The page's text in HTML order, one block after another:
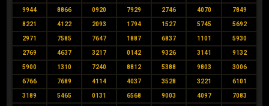
9944 8866 0920 7929 2746 4070 7849
8221 4122 2093 1794 1527 5745 5692
2971 7585 7647 1887 6837 1101 5930
2769 4637 3217 0142 9326 3141 9132
5900 1310 7240 8812 5388 9803 3006
6766 7689 4114 4037 3528 3221 6101
3189 5465 0131 6568 9003 4097 7083